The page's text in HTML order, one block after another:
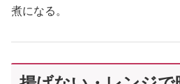
煮になる。